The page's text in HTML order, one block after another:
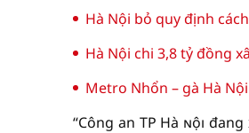
Hà Nội bỏ quy định
Hà Nội chi 3,8 tỷ đồng
Metro Nhổn – gà Hà
“Công an TP Hà ɴộı